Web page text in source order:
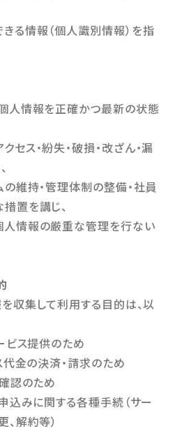
る情報（個人識別情報）を指
人情報を正確かつ最新の状態
ス・紛失・破損・改ざん・漏
維持・管理体制の整備・社員
置を講じ、
情報の厳重な管理を行ない
収集して利用する目的は、以
ス提供のため
金の決済・請求のため
認のため
みに関する各種手続（サー
、解約等）